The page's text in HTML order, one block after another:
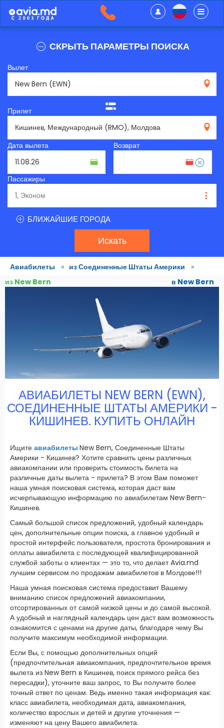
СКРЫТЬ ПАРАМЕТРЫ ПОИСКА
Вылет
Прилет
Дата вылета
Возврат
Пассажиры
БЛИЖАЙШИЕ ГОРОДА
Искать
Авиабилеты » из Соединенные Штаты Америки »
из New Bern
в New Bern
АВИАБИЛЕТЫ NEW BERN (EWN),
СОЕДИНЕННЫЕ ШТАТЫ АМЕРИКИ -
КИШИНЕВ. КУПИТЬ ОНЛАЙН
Ищите авиабилеты New Bern, Соединенные Штаты
Америки - Кишинев? Хотите сравнить цены различных
авиакомпании или проверить стоимость билета на
различные даты вылета - прилета? В этом Вам поможет
наша умная поисковая система, которая даст вам
исчерпывающую информацию по авиабилетам New Bern-
Кишинев.
Самый большой список предложений, удобный календарь
цен, дополнительные опции поиска, а главное удобный и
простой интерфейс пользователя, простота бронирования и
оплаты авиабилета с последующей квалифицированной
службой заботы о клиентах — это то, что делает Avia.md
лучшим сервисом по продажам авиабилетов в Молдове!!!
Наша умная поисковая система предоставит Вашему
вниманию список предложений авиакомпании,
отсортированных от самой низкой цены и до самой высокой.
А удобный и наглядный календарь цен даст вам возможность
ознакомится с ценами на другие даты, благодаря чему Вы
получите максимум необходимой информации.
Если Вы, с помощью дополнительных опций
(предпочтительная авиакомпания, предпочтительное время
вылета из New Bern в Кишинев, поиск прямого рейса без
пересадки), уточните ваш запрос, то Вы получите более
точный ответ по ценам. Ведь именно такая информация как:
класс авиабилета, необходимая дата, авиакомпания,
количество взрослых и детей и другие уточнения —
изменяют на цену Вашего авиабилета.